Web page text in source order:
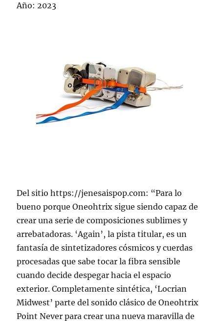
Año: 2023
Del sitio https://jenesaispop.com: “Para lo
bueno porque Oneohtrix sigue siendo capaz de
crear una serie de composiciones sublimes y
arrebatadoras. ‘Again’, la pista titular, es un
fantasía de sintetizadores cósmicos y cuerdas
procesadas que sabe tocar la fibra sensible
cuando decide despegar hacia el espacio
exterior. Completamente sintética, ‘Locrian
Midwest’ parte del sonido clásico de Oneohtrix
Point Never para crear una nueva maravilla de